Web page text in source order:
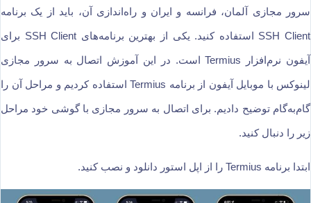
سرور مجازی آلمان، فرانسه و ایران و راه‌اندازی آن، باید از یک برنامه
SSH Client استفاده کنید. یکی از بهترین برنامه‌های SSH Client برای
آیفون نرم‌افزار Termius است. در این آموزش اتصال به سرور مجازی
لینوکس با موبایل آیفون از برنامه Termius استفاده کردیم و مراحل آن را
گام‌به‌گام توضیح دادیم. برای اتصال به سرور مجازی با گوشی خود مراحل
زیر را دنبال کنید.
ابتدا برنامه Termius را از اپل استور دانلود و نصب کنید.